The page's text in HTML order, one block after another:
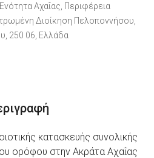
Αχαΐας, Περιφέρεια
Διοίκηση Πελοποννήσου,
250 06, Ελλάδα
κατασκευής συνολικής
ορόφου στην Ακράτα Αχαΐας